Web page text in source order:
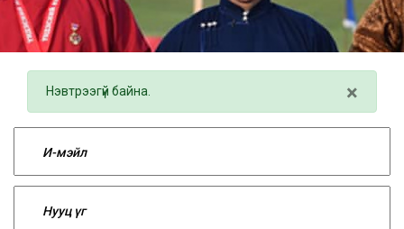
Нэвтрээгүй байна. ×